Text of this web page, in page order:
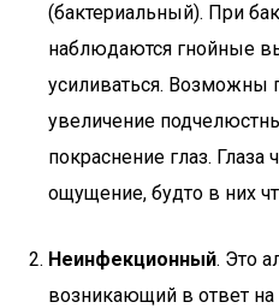
(бактериальный). При
наблюдаются гнойные
усиливаться.
увеличение
покраснение глаз. Глаза
ощущение, будто в них
Неинфекционный. Это
возникающий в ответ